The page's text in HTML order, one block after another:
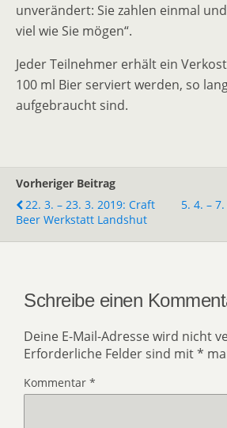
unverändert: Sie zahlen einmal
viel wie Sie mögen“.
Jeder Teilnehmer erhält ein
100 ml Bier serviert werden, so
aufgebraucht sind.
Vorheriger Beitrag
22. 3. – 23. 3. 2019: Craft
Beer Werkstatt Landshut
5. 4. –
Schreibe einen
Deine E-Mail-Adresse wird nicht
Erforderliche Felder sind mit*
Kommentar *